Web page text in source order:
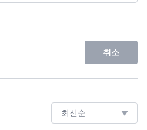
취소